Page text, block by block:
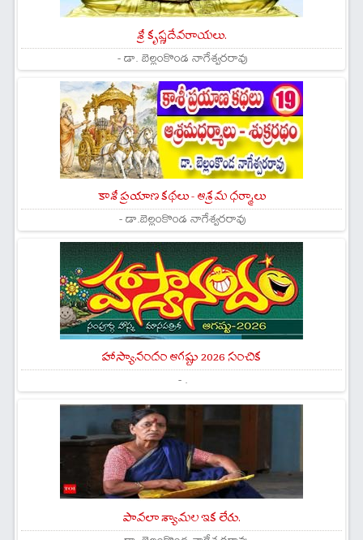
శ్రీ కృష్ణదేవరాయలు.
- డా. బెల్లంకొండ నాగేశ్వరరావు
కాశీ ప్రయాణ కథలు - ఆశ్రమ ధర్మాలు
- డా.బెల్లంకొండ నాగేశ్వరరావు
హాస్యానందం ఆగష్టు 2026 సంచిక
- .
పావలా శ్యామల ఇక లేరు.